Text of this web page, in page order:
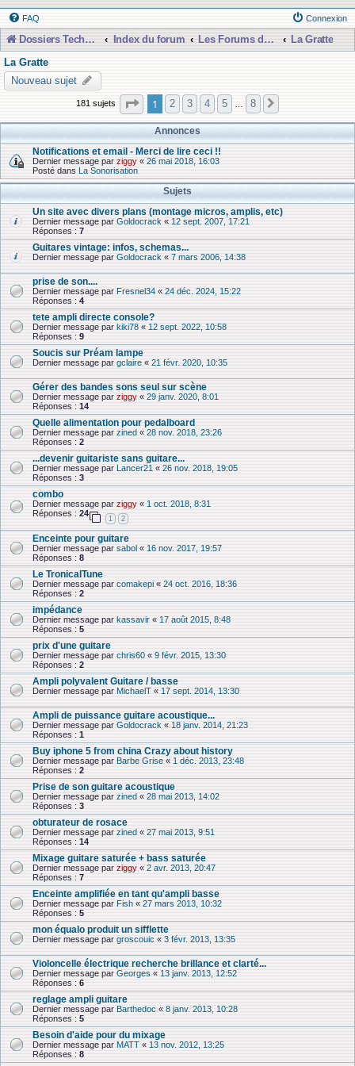
FAQ Connexion
Dossiers Techniques Index du forum Les Forums de Discussions
La Gratte
La Gratte
Nouveau sujet
181 sujets Page 1sur
1 2 3 4 5 8
Annonces
Notifications et email - Merci de lire ceci !!
Dernier message par ziggy « 26 mai 2018, 16:03
Posté dans La Sonorisation
Sujets
Un site avec divers plans (montage micros, amplis, etc)
Dernier message par Goldocrack « 12 sept. 2007, 17:21
Réponses : 7
Guitares vintage: infos, schemas...
Dernier message par Goldocrack « 7 mars 2006, 14:38
prise de son....
Dernier message par Fresnel34 « 24 déc. 2024, 15:22
Réponses : 4
tete ampli directe console?
Dernier message par kiki78 « 12 sept. 2022, 10:58
Réponses : 9
Soucis sur Préam lampe
Dernier message par gclaire « 21 févr. 2020, 10:35
Gérer des bandes sons seul sur scène
Dernier message par ziggy « 29 janv. 2020, 8:01
Réponses : 14
Quelle alimentation pour pedalboard
Dernier message par zined « 28 nov. 2018, 23:26
Réponses : 2
...devenir guitariste sans guitare...
Dernier message par Lancer21 « 26 nov. 2018, 19:05
Réponses : 3
combo
Dernier message par ziggy « 1 oct. 2018, 8:31
Réponses : 24
1 2
Enceinte pour guitare
Dernier message par sabol « 16 nov. 2017, 19:57
Réponses : 8
Le TronicalTune
Dernier message par comakepi « 24 oct. 2016, 18:36
Réponses : 2
impédance
Dernier message par kassavir « 17 août 2015, 8:48
Réponses : 5
prix d'une guitare
Dernier message par chris60 « 9 févr. 2015, 13:30
Réponses : 2
Ampli polyvalent Guitare / basse
Dernier message par MichaelT « 17 sept. 2014, 13:30
Ampli de puissance guitare acoustique...
Dernier message par Goldocrack « 18 janv. 2014, 21:23
Réponses : 1
Buy iphone 5 from china Crazy about history
Dernier message par Barbe Grise « 1 déc. 2013, 23:48
Réponses : 2
Prise de son guitare acoustique
Dernier message par zined « 28 mai 2013, 14:02
Réponses : 3
obturateur de rosace
Dernier message par zined « 27 mai 2013, 9:51
Réponses : 14
Mixage guitare saturée + bass saturée
Dernier message par ziggy « 2 avr. 2013, 20:47
Réponses : 7
Enceinte amplifiée en tant qu'ampli basse
Dernier message par Fish « 27 mars 2013, 10:32
Réponses : 5
mon équalo produit un sifflette
Dernier message par groscouic « 3 févr. 2013, 13:35
Violoncelle électrique recherche brillance et clarté...
Dernier message par Georges « 13 janv. 2013, 12:52
Réponses : 6
reglage ampli guitare
Dernier message par Barthedoc « 8 janv. 2013, 10:28
Réponses : 5
Besoin d'aide pour du mixage
Dernier message par MATT « 13 nov. 2012, 13:25
Réponses : 8